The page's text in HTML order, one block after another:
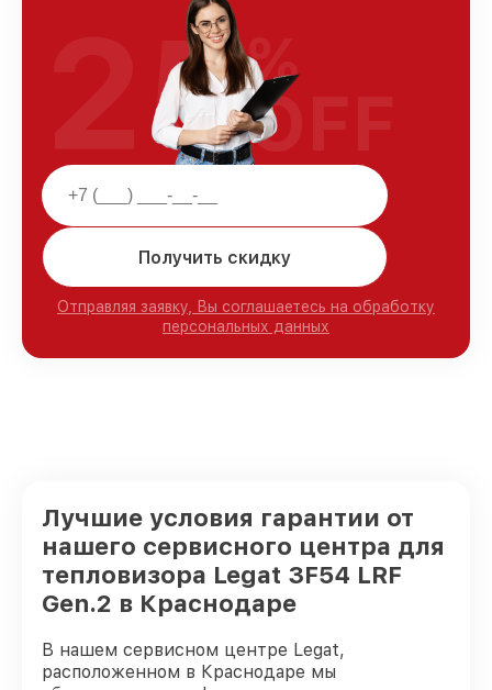
Получить скидку
Отправляя заявку, Вы соглашаетесь на обработку
персональных данных
25%
OFF
Лучшие условия гарантии от
нашего сервисного центра для
тепловизора Legat 3F54 LRF
Gen.2 в Краснодаре
В нашем сервисном центре Legat,
расположенном в Краснодаре мы